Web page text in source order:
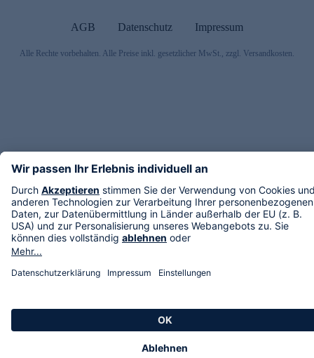
AGB Datenschutz Impressum
Alle Rechte vorbehalten. Alle Preise inkl. gesetzlicher MwSt., zzgl. Versandkosten.